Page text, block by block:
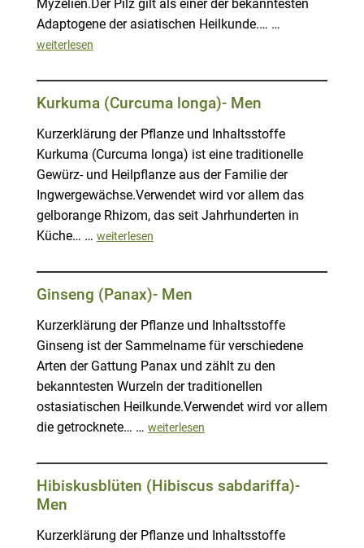
Myzelien.Der Pilz gilt als einer der bekanntesten
Adaptogene der asiatischen Heilkunde.… …
weiterlesen
Kurkuma (Curcuma longa)- Men
Kurzerklärung der Pflanze und Inhaltsstoffe
Kurkuma (Curcuma longa) ist eine traditionelle
Gewürz- und Heilpflanze aus der Familie der
Ingwergewächse.Verwendet wird vor allem das
gelborange Rhizom, das seit Jahrhunderten in
Küche… … weiterlesen
Ginseng (Panax)- Men
Kurzerklärung der Pflanze und Inhaltsstoffe
Ginseng ist der Sammelname für verschiedene
Arten der Gattung Panax und zählt zu den
bekanntesten Wurzeln der traditionellen
ostasiatischen Heilkunde.Verwendet wird vor allem
die getrocknete… … weiterlesen
Hibiskusblüten (Hibiscus sabdariffa)-
Men
Kurzerklärung der Pflanze und Inhaltsstoffe